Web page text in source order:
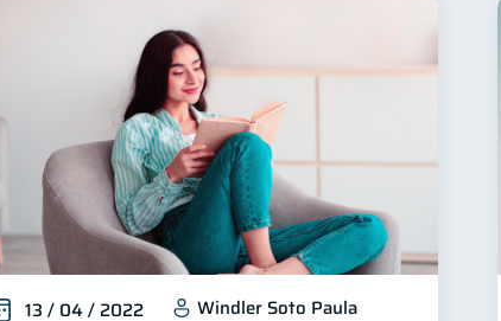
13 / 04 / 2022 Windler Soto Paula